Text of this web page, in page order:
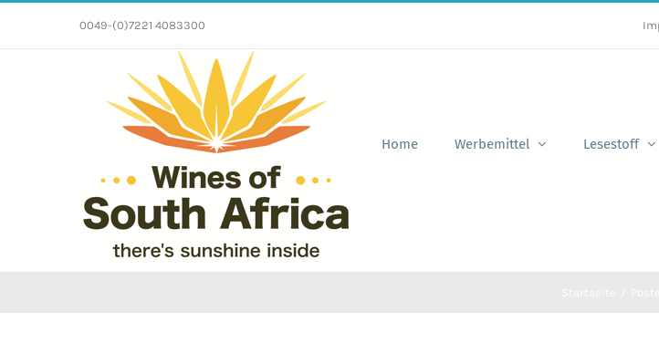
0049-(0)7221 4083300
Home Werbemittel Lesestoff